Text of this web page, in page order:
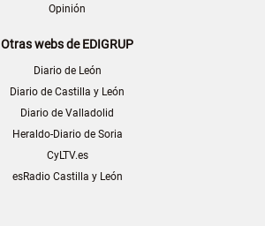
Opinión
Otras webs de EDIGRUP
Diario de León
Diario de Castilla y León
Diario de Valladolid
Heraldo-Diario de Soria
CyLTV.es
esRadio Castilla y León